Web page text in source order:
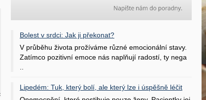
Bolest v srdci: Jak ji překonat?
V průběhu života prožíváme různé emocionální stavy.
Zatímco pozitivní emoce nás naplňují radostí, ty nega
Lipedém: Tuk, který bolí, ale který lze i úspěšně léčit